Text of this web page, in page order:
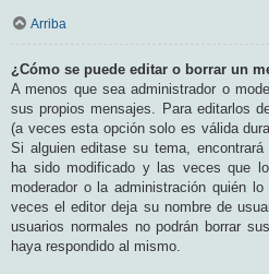
Arriba
¿Cómo se puede editar o borrar un
A menos que sea administrador o
sus propios mensajes. Para editarlos
(a veces esta opción solo es válida
Si alguien editase su tema,
ha sido modificado y las veces que
moderador o la administración quién
veces el editor deja su nombre de
usuarios normales no podrán borrar
haya respondido al mismo.